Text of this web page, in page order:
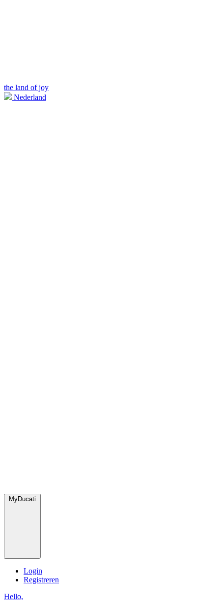
the land of joy
Nederland
MyDucati
Login
Registreren
Hello,